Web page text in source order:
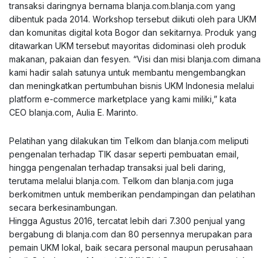
transaksi daringnya bernama blanja.com.blanja.com yang
dibentuk pada 2014. Workshop tersebut diikuti oleh para UKM
dan komunitas digital kota Bogor dan sekitarnya. Produk yang
ditawarkan UKM tersebut mayoritas didominasi oleh produk
makanan, pakaian dan fesyen. “Visi dan misi blanja.com dimana
kami hadir salah satunya untuk membantu mengembangkan
dan meningkatkan pertumbuhan bisnis UKM Indonesia melalui
platform e-commerce marketplace yang kami miliki,” kata
CEO blanja.com, Aulia E. Marinto.
Pelatihan yang dilakukan tim Telkom dan blanja.com meliputi
pengenalan terhadap TIK dasar seperti pembuatan email,
hingga pengenalan terhadap transaksi jual beli daring,
terutama melalui blanja.com. Telkom dan blanja.com juga
berkomitmen untuk memberikan pendampingan dan pelatihan
secara berkesinambungan.
Hingga Agustus 2016, tercatat lebih dari 7.300 penjual yang
bergabung di blanja.com dan 80 persennya merupakan para
pemain UKM lokal, baik secara personal maupun perusahaan